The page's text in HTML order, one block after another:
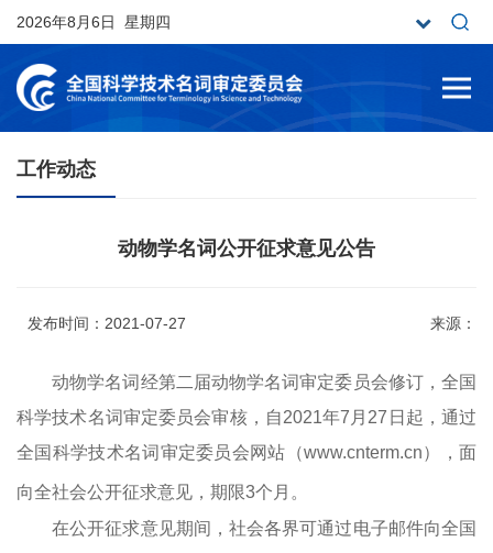
2026年8月6日 星期四
工作动态
动物学名词公开征求意见公告
发布时间：2021-07-27 来源：
动物学名词经第二届动物学名词审定委员会修订，全国
科学技术名词审定委员会审核，自2021年7 月 27 日起，通过
全国科学技术名词审定委员会网站（www.cnterm.cn），面
向全社会公开征求意见，期限3个月。
在公开征求意见期间，社会各界可通过电子邮件向全国